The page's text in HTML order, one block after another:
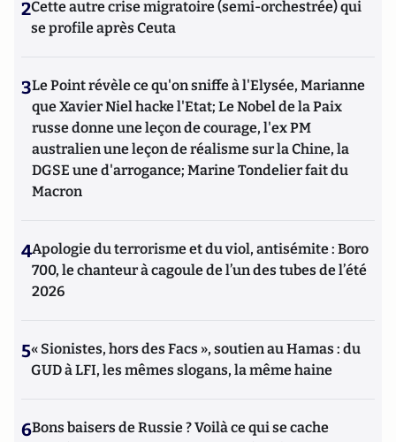
2Cette autre crise migratoire (semi-orchestrée) qui
se profile après Ceuta
3Le Point révèle ce qu'on sniffe à l'Elysée, Marianne
que Xavier Niel hacke l'Etat; Le Nobel de la Paix
russe donne une leçon de courage, l'ex PM
australien une leçon de réalisme sur la Chine, la
DGSE une d'arrogance; Marine Tondelier fait du
Macron
4Apologie du terrorisme et du viol, antisémite : Boro
700, le chanteur à cagoule de l’un des tubes de l’été
2026
5« Sionistes, hors des Facs », soutien au Hamas : du
GUD à LFI, les mêmes slogans, la même haine
6Bons baisers de Russie ? Voilà ce qui se cache